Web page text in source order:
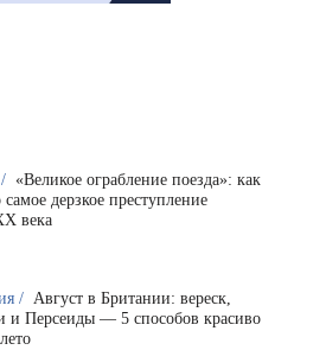
«Великое ограбление поезда»: как
дерзкое преступление
века
/ Август в Британии: вереск,
и Персеиды — 5 способов красиво